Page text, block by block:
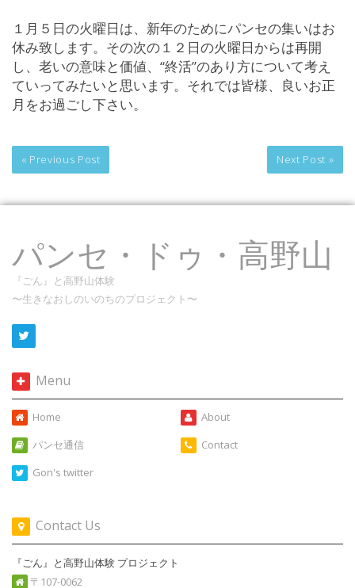
１月５日の火曜日は、新年のためにパンセの集いはお
休み致します。その次の１２日の火曜日からは再開
し、老いの意味と価値、“終活”のあり方について考え
ていってみたいと思います。それでは皆様、良いお正
月をお過ごし下さい。
« Previous Post Next Post »
パンセ・ドゥ・高野山
『ごん』と高野山体験
〜生きなおしのいのちのプロジェクト〜
Menu
Home
パンセ通信
Gon's twitter
About
Contact
Contact Us
『ごん』と高野山体験 プロジェクト
〒107-0062